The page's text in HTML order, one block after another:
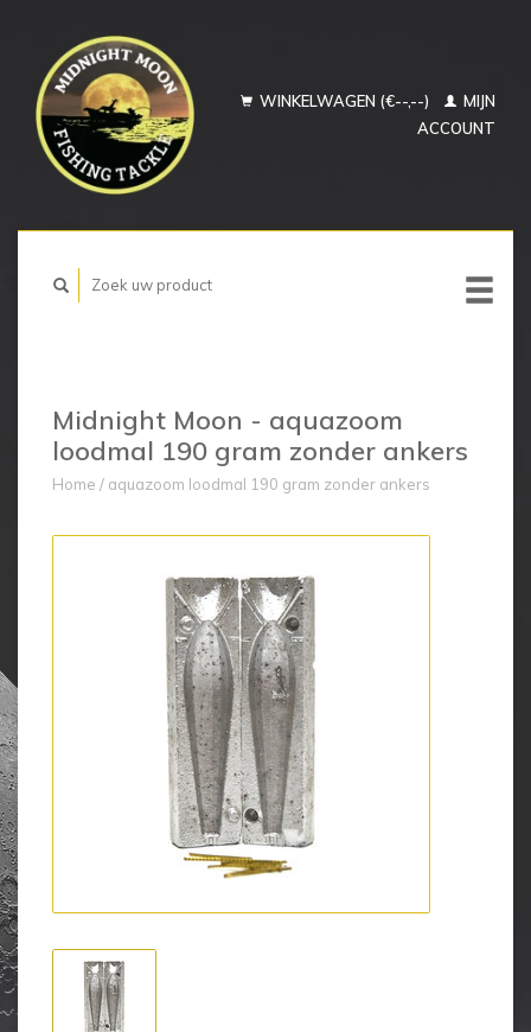
WINKELWAGEN (€--,--)
MIJN
ACCOUNT
Midnight Moon - aquazoom
loodmal 190 gram zonder ankers
Home / aquazoom loodmal 190 gram zonder ankers